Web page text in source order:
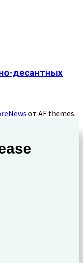
десантных
от AF themes.